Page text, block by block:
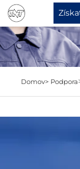
O Nás
Domov> Podpora